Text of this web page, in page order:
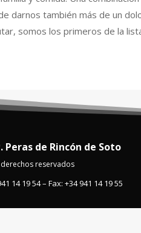
darnos también más de un
somos los primeros de la
Peras de Rincón de Soto
reservados
14 19 54 – Fax: +34 941 14 19 55